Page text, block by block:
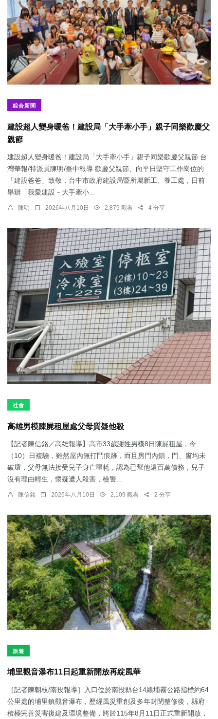
綜合新聞
建設超人變身暖爸！建設局「大手牽小手」親子同樂歡慶父
親節
建設超人變身暖爸！建設局「大手牽小手」親子同樂歡慶父親節 台
灣華報/特派員陳明/臺中報導 歡慶父親節、向平日堅守工作崗位的
「建設爸爸」致敬，台中市政府建設局暨所屬新工、養工處，日前
舉辦「我愛建設－大手牽小...
陳明 2026年八月10日 2,879 觀看 4 分享
社會
高雄男模陳屍租屋處父母質疑他殺
【記者陳信銘／高雄報導】高市33歲謝姓男模8日陳屍租屋，今
（10）日複驗，雖然屋內無打鬥痕跡，而且房門內鎖，門、窗均未
破壞，父母無法接受兒子身亡噩耗，認為已幫他還百萬債務，兒子
沒有理由輕生，懷疑遭人殺害，檢警...
陳信銘 2026年八月10日 2,109 觀看 2 分享
旅遊
埔里觀音瀑布11日起重新開放再綻風華
［記者陳朝枝/南投報導］入口位於南投縣台14線埔霧公路指標約64
公里處的埔里鎮觀音瀑布，歷經風災重創及多年封閉整修後，縣府
積極完善災害復建及環境整備，將於115年8月11日正式重新開放，